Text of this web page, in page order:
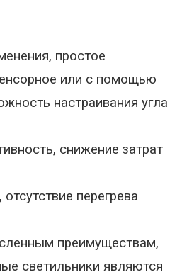
простое
или с помощью
настраивания угла
снижение затрат
перегрева
преимуществам,
светильники являются